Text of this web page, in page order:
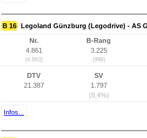
B 16 Legoland Günzburg (Legodrive) - AS
Nr.
4.861
(4.863)
B-Rang
3.225
(998)
DTV
21.387
SV
1.797
(8,4%)
Infos...